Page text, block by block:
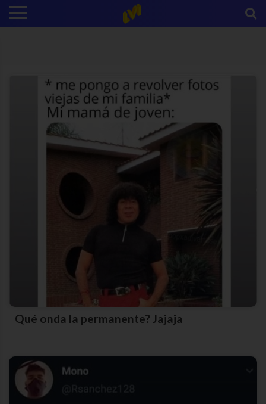
Qué onda la permanente? Jajaja